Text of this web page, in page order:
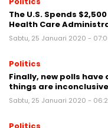
The U.S. Spends
Health Care
Sabtu, 25 Januari 2020 -
Politics
Finally, new polls have
things are inconclusive
Sabtu, 25 Januari 2020 -